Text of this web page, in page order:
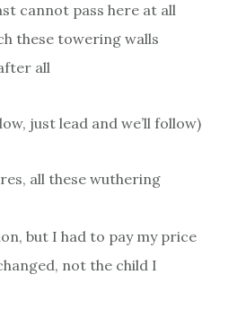
cannot pass here at all
these towering walls
all
just lead and we’ll follow)
all these wuthering
but I had to pay my price
not the child I